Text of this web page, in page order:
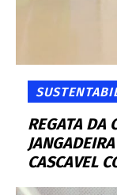
REGATA DA
CASCAVEL